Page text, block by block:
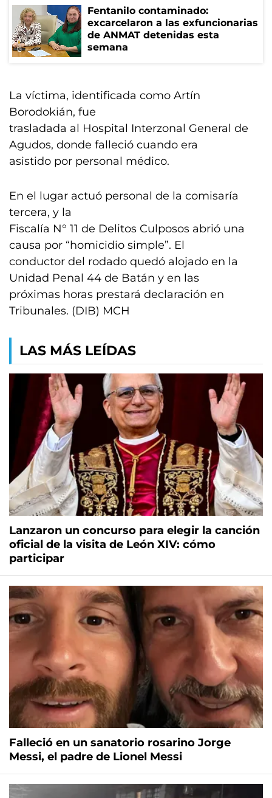
Fentanilo contaminado:
excarcelaron a las exfuncionarias
de ANMAT detenidas esta
semana
La víctima, identificada como Artín
Borodokián, fue
trasladada al Hospital Interzonal General de
Agudos, donde falleció cuando era
asistido por personal médico.
En el lugar actuó personal de la comisaría
tercera, y la
Fiscalía N° 11 de Delitos Culposos abrió una
causa por “homicidio simple”. El
conductor del rodado quedó alojado en la
Unidad Penal 44 de Batán y en las
próximas horas prestará declaración en
Tribunales. (DIB) MCH
LAS MÁS LEÍDAS
Lanzaron un concurso para elegir la canción
oficial de la visita de León XIV: cómo
participar
Falleció en un sanatorio rosarino Jorge
Messi, el padre de Lionel Messi